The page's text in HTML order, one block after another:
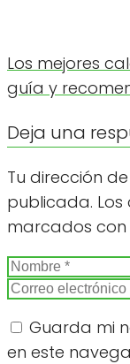
Los mejores
guía y
Deja una
Tu dirección
publicada.
marcados con
Guarda mi
en este